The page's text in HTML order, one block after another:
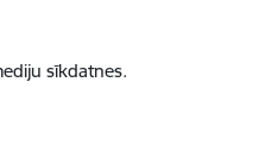
sīkdatnes.